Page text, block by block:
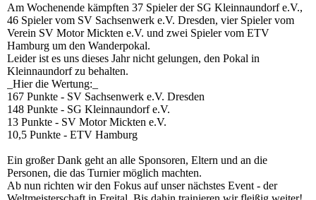
Am Wochenende kämpften 37 Spieler der SG Kleinnaundorf e.V.,
46 Spieler vom SV Sachsenwerk e.V. Dresden, vier Spieler vom
Verein SV Motor Mickten e.V. und zwei Spieler vom ETV
Hamburg um den Wanderpokal.
Leider ist es uns dieses Jahr nicht gelungen, den Pokal in
Kleinnaundorf zu behalten.
_Hier die Wertung:_
167 Punkte - SV Sachsenwerk e.V. Dresden
148 Punkte - SG Kleinnaundorf e.V.
13 Punkte - SV Motor Mickten e.V.
10,5 Punkte - ETV Hamburg
Ein großer Dank geht an alle Sponsoren, Eltern und an die
Personen, die das Turnier möglich machten.
Ab nun richten wir den Fokus auf unser nächstes Event - der